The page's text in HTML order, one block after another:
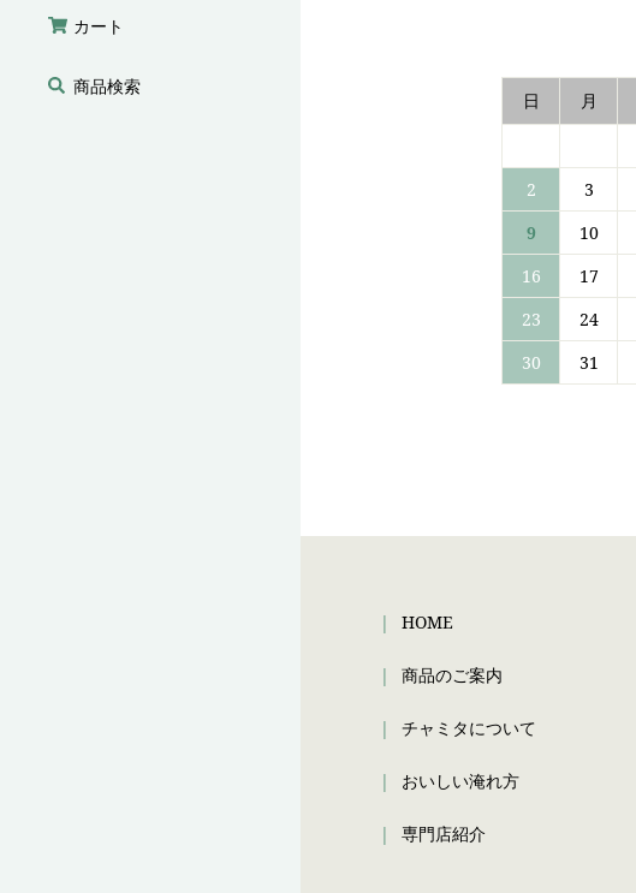
お菓子
カート
商品検索
日 月
2
3
9
10
16
17
23
24
30
31
HOME
商品のご案内
チャミタについて
おいしい淹れ方
専門店紹介